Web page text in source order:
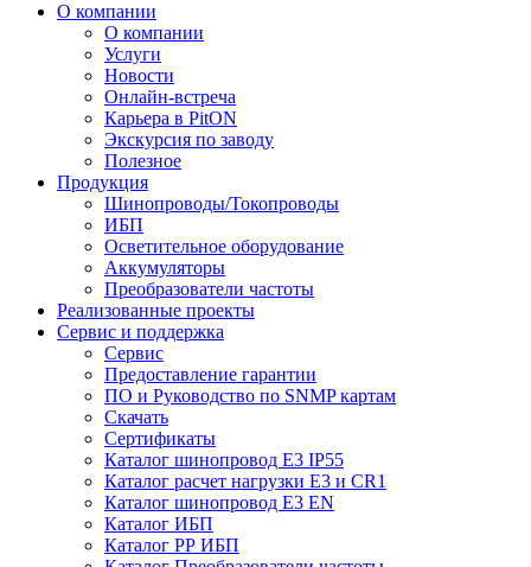
О компании
О компании
Услуги
Новости
Онлайн-встреча
Карьера в PitON
Экскурсия по заводу
Полезное
Продукция
Шинопроводы/Токопроводы
ИБП
Осветительное оборудование
Аккумуляторы
Преобразователи частоты
Реализованные проекты
Сервис и поддержка
Сервис
Предоставление гарантии
ПО и Руководство по SNMP картам
Скачать
Сертификаты
Каталог шинопровод E3 IP55
Каталог расчет нагрузки Е3 и CR1
Каталог шинопровод E3 EN
Каталог ИБП
Каталог РР ИБП